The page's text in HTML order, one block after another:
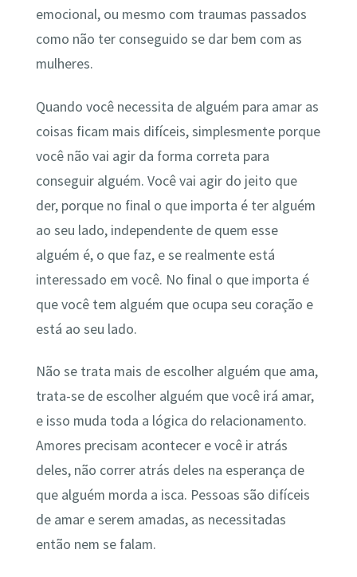
emocional, ou mesmo com traumas passados
como não ter conseguido se dar bem com as
mulheres.
Quando você necessita de alguém para amar as
coisas ficam mais difíceis, simplesmente porque
você não vai agir da forma correta para
conseguir alguém. Você vai agir do jeito que
der, porque no final o que importa é ter alguém
ao seu lado, independente de quem esse
alguém é, o que faz, e se realmente está
interessado em você. No final o que importa é
que você tem alguém que ocupa seu coração e
está ao seu lado.
Não se trata mais de escolher alguém que ama,
trata-se de escolher alguém que você irá amar,
e isso muda toda a lógica do relacionamento.
Amores precisam acontecer e você ir atrás
deles, não correr atrás deles na esperança de
que alguém morda a isca. Pessoas são difíceis
de amar e serem amadas, as necessitadas
então nem se falam.